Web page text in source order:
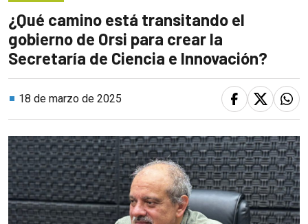
¿Qué camino está transitando el
gobierno de Orsi para crear la
Secretaría de Ciencia e Innovación?
18 de marzo de 2025